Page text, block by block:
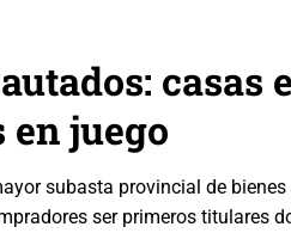
casas
en juego
subasta provincial de
ser primeros titulares